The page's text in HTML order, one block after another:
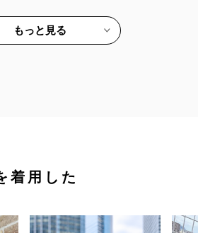
もっと見る
着用した